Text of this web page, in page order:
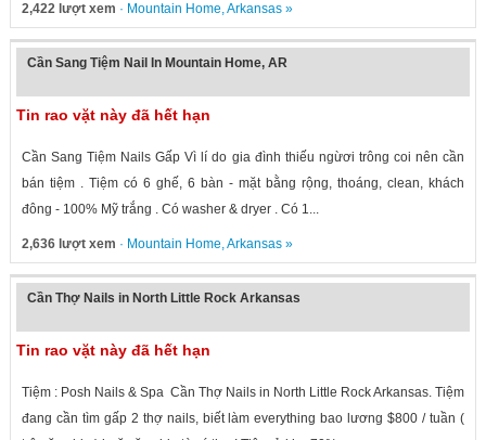
2,422 lượt xem · Mountain Home,Arkansas»
Cần Sang Tiệm Nail In Mountain Home, AR
Tin rao vặt này đã hết hạn
Cần Sang Tiệm Nails Gấp Vì lí do gia đình thiếu ngừơi trông coi nên cần
bán tiệm . Tiệm có 6 ghế, 6 bàn - mặt bằng rộng, thoáng, clean, khách
đông - 100% Mỹ trắng . Có washer & dryer . Có 1...
2,636 lượt xem · Mountain Home,Arkansas»
Cần Thợ Nails in North Little Rock Arkansas
Tin rao vặt này đã hết hạn
Tiệm : Posh Nails & Spa Cần Thợ Nails in North Little Rock Arkansas. Tiệm
đang cần tìm gấp 2 thợ nails, biết làm everything bao lương $800 / tuần (